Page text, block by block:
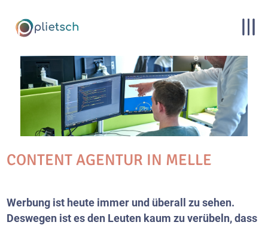
CONTENT AGENTUR IN MELLE
Werbung ist heute immer und überall zu sehen.
Deswegen ist es den Leuten kaum zu verübeln, dass